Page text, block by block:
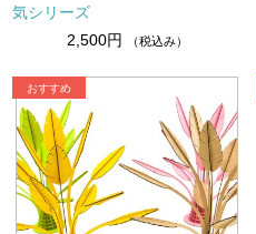
気シリーズ
2,500円
（税込み）